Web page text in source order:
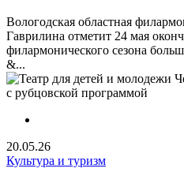
Вологодская областная
Гаврилина отметит 24 мая
филармонического сезона
&...
20.05.26
Культура и туризм